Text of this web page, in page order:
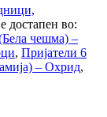
достапен во:
чешма) –
, Пријатели 6
– Охрид,